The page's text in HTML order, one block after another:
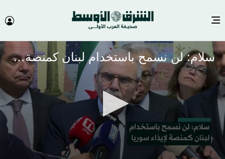
سلام: لن نسمح باستخدام لبنان كمنصة لإيذاء سوريا